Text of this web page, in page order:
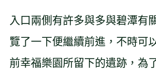
入口兩側有許多與多與碧潭有
覽了一下便繼續前進，不時可
前幸福樂園所留下的遺跡，為